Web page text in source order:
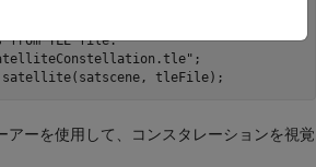
from TLE file.
;
satellite(satscene, tleFile);
アーを使用して、コンスタレーションを視覚